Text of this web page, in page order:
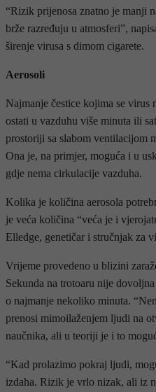
“Rizik prijenosa znatno je manji
brže razređuju u atmosferi”,
širenje virusa s dimom cigarete.
Aerosoli
Najmanje čestice kojima se virus
ostati u vazduhu više minuta ili
prostoriji sa slabom ventilacijom
Ona je, na primjer, moguća i u
gdje nema cirkulacije vazduha.
Kolika je količina aerosola
je veća količina “veća je i
Elledge, genetičar i stručnjak za
Vrijeme provedeno u blizini
Sekunda na trotoaru nije
o najmanje nekoliko minuta.
prenosi mimoilaženjem ljudi na
naučnika, ali u teoriji je i to
“Kad prolazimo pokraj ljudi,
izdaha. Rizik je vrlo nizak, ali iz